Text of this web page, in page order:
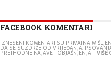
FACEBOOK KOMENTARI
IZNESENI KOMENTARI SU PRIVATNA
DA SE SUZDRŽE OD VRIJEĐANJA,
PRETHODNE NAJAVE I OBJAŠNJENJA -VIŠE